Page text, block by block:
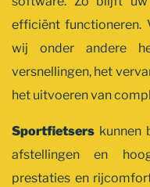
efficiënt functioneren.
wij onder andere
versnellingen, het
het uitvoeren van
Sportfietsers kunnen
afstellingen en
prestaties en